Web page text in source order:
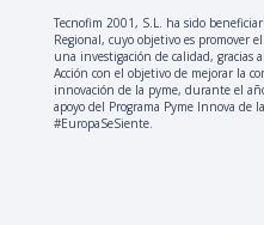
Tecnofim 2001, S.L. ha sido
Regional, cuyo objetivo es promover
una investigación de calidad,
Acción con el objetivo de mejorar la
innovación de la pyme, durante el
apoyo del Programa Pyme Innova de
#EuropaSeSiente.